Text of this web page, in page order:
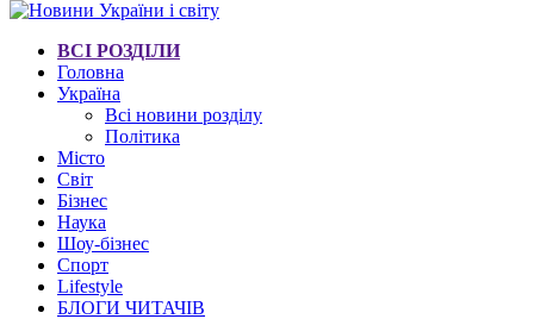
ВСІ РОЗДІЛИ
Головна
Україна
Всі новини розділу
Політика
Місто
Світ
Бізнес
Наука
Шоу-бізнес
Спорт
Lifestyle
БЛОГИ ЧИТАЧІВ